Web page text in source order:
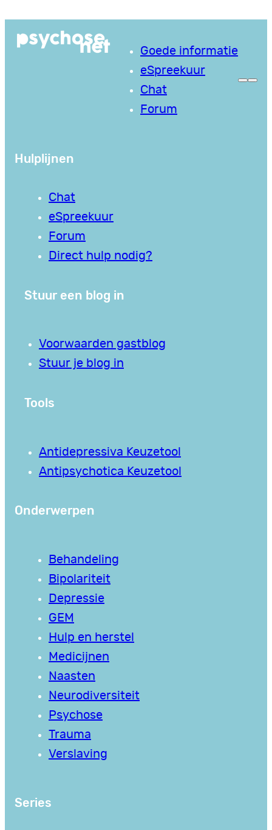
naar
Goede informatie
eSpreekuur
Chat
Forum
Hulplijnen
Chat
eSpreekuur
Forum
Direct hulp nodig?
Stuur een blog in
Voorwaarden gastblog
Stuur je blog in
Tools
Antidepressiva Keuzetool
Antipsychotica Keuzetool
Onderwerpen
Behandeling
Bipolariteit
Depressie
GEM
Hulp en herstel
Medicijnen
Naasten
Neurodiversiteit
Psychose
Trauma
Verslaving
Series